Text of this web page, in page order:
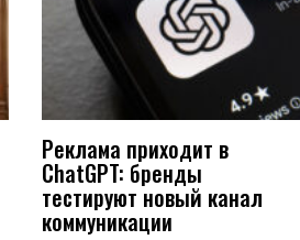
Реклама приходит в
ChatGPT: бренды
тестируют новый канал
коммуникации